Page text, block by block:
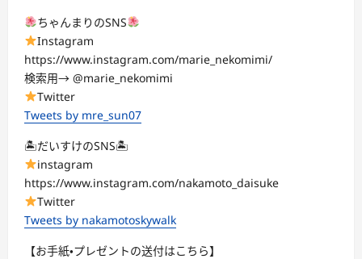
ちゃんまりのSNS
Instagram
https://www.instagram.com/marie_nekomimi/
検索用→ @marie_nekomimi
Twitter
Tweets by mre_sun07
🏝だいすけのSNS🏝
instagram
https://www.instagram.com/nakamoto_daisuke
Twitter
Tweets by nakamotoskywalk
【お手紙・プレゼントの送付はこちら】